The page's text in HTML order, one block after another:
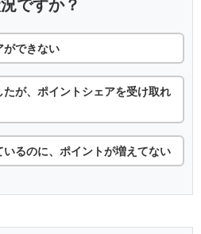
できない
たが、ポイントシェアを受け取れ
るのに、ポイントが増えてない